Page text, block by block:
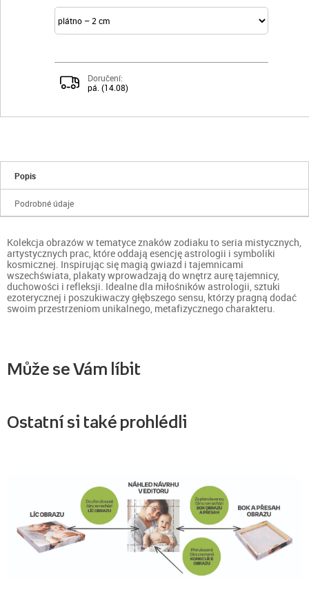
Doručení:
pá. (14.08)
Popis
Podrobné údaje
Kolekcja obrazów w tematyce znaków zodiaku to seria mistycznych,
artystycznych prac, które oddają esencję astrologii i symboliki
kosmicznej. Inspirując się magią gwiazd i tajemnicami
wszechświata, plakaty wprowadzają do wnętrz aurę tajemnicy,
duchowości i refleksji. Idealne dla miłośników astrologii, sztuki
ezoterycznej i poszukiwaczy głębszego sensu, którzy pragną dodać
swoim przestrzeniom unikalnego, metafizycznego charakteru.
Může se Vám líbit
Ostatní si také prohlédli